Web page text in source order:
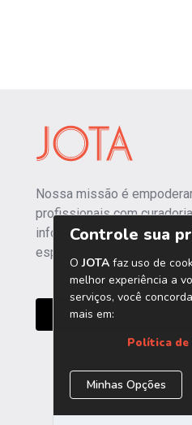
Nossa missão é
profissionais com
informações
especializadas.
CONHEÇA O JOTA PRO